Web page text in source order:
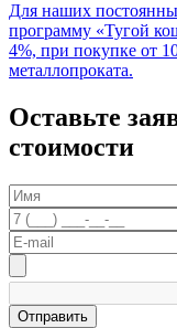
Для наших
программу «Тугой
4%, при покупке от
металлопроката.
Оставьте
стоимости
Отправить